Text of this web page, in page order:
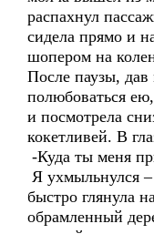
распахнул
сидела прямо и
шопером на
После паузы,
полюбоваться
и посмотрела
кокетливей. В
-Куда ты меня
Я ухмыльнулся
быстро глянула
обрамленный